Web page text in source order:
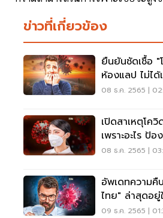
ข่าวที่เกี่ยวข้อง
ยืนยันชัดเชื้อ "
ห้องแลป ไม่ได้
08 ธ.ค. 2565 |
เปิดสาเหตุโค
เพราะอะไร ป้
08 ธ.ค. 2565 |
อัพเดทความคื
ไทย" ล่าสุดอ
เลย
09 ธ.ค. 2565 |